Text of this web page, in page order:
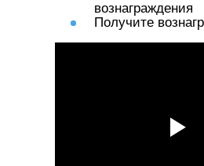
вознаграждения
Получите